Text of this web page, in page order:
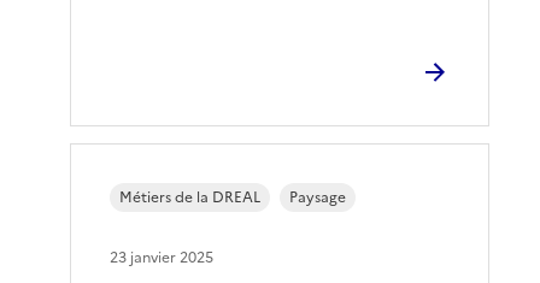
Métiers de la DREAL Paysage
23 janvier 2025